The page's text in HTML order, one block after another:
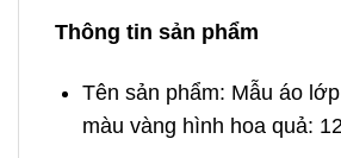
Thông tin sản phẩm
Tên sản phẩm: Mẫu áo
màu vàng hình hoa quả: